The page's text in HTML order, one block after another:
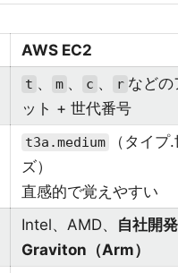
AWS EC2
t 、 m 、 c 、 r などの
ット + 世代番号
t3a.medium
（タイプ
ズ）
直感的で覚えやすい
Intel、AMD、 自社開発
Graviton（Arm）